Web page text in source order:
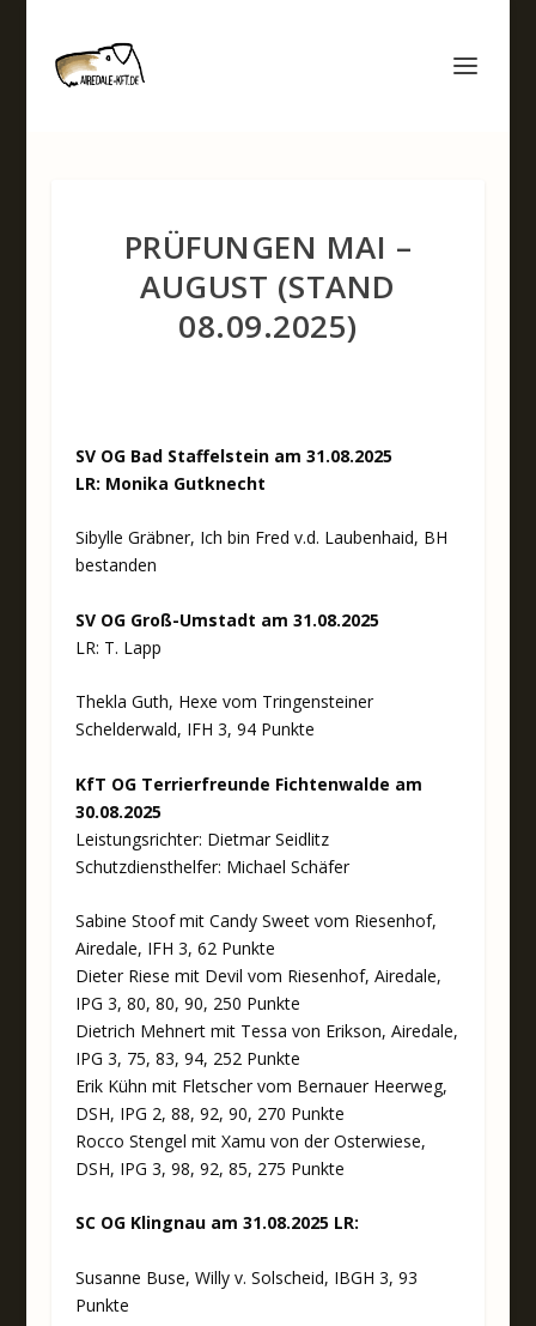
PRÜFUNGEN MAI –
AUGUST (STAND
08.09.2025)
SV OG Bad Staffelstein am 31.08.2025
LR: Monika Gutknecht
Sibylle Gräbner, Ich bin Fred v.d. Laubenhaid, BH
bestanden
SV OG Groß-Umstadt am 31.08.2025
LR: T. Lapp
Thekla Guth, Hexe vom Tringensteiner
Schelderwald, IFH 3, 94 Punkte
KfT OG Terrierfreunde Fichtenwalde am
30.08.2025
Leistungsrichter: Dietmar Seidlitz
Schutzdiensthelfer: Michael Schäfer
Sabine Stoof mit Candy Sweet vom Riesenhof,
Airedale, IFH 3, 62 Punkte
Dieter Riese mit Devil vom Riesenhof, Airedale,
IPG 3, 80, 80, 90, 250 Punkte
Dietrich Mehnert mit Tessa von Erikson, Airedale,
IPG 3, 75, 83, 94, 252 Punkte
Erik Kühn mit Fletscher vom Bernauer Heerweg,
DSH, IPG 2, 88, 92, 90, 270 Punkte
Rocco Stengel mit Xamu von der Osterwiese,
DSH, IPG 3, 98, 92, 85, 275 Punkte
SC OG Klingnau am 31.08.2025 LR:
Susanne Buse, Willy v. Solscheid, IBGH 3, 93
Punkte